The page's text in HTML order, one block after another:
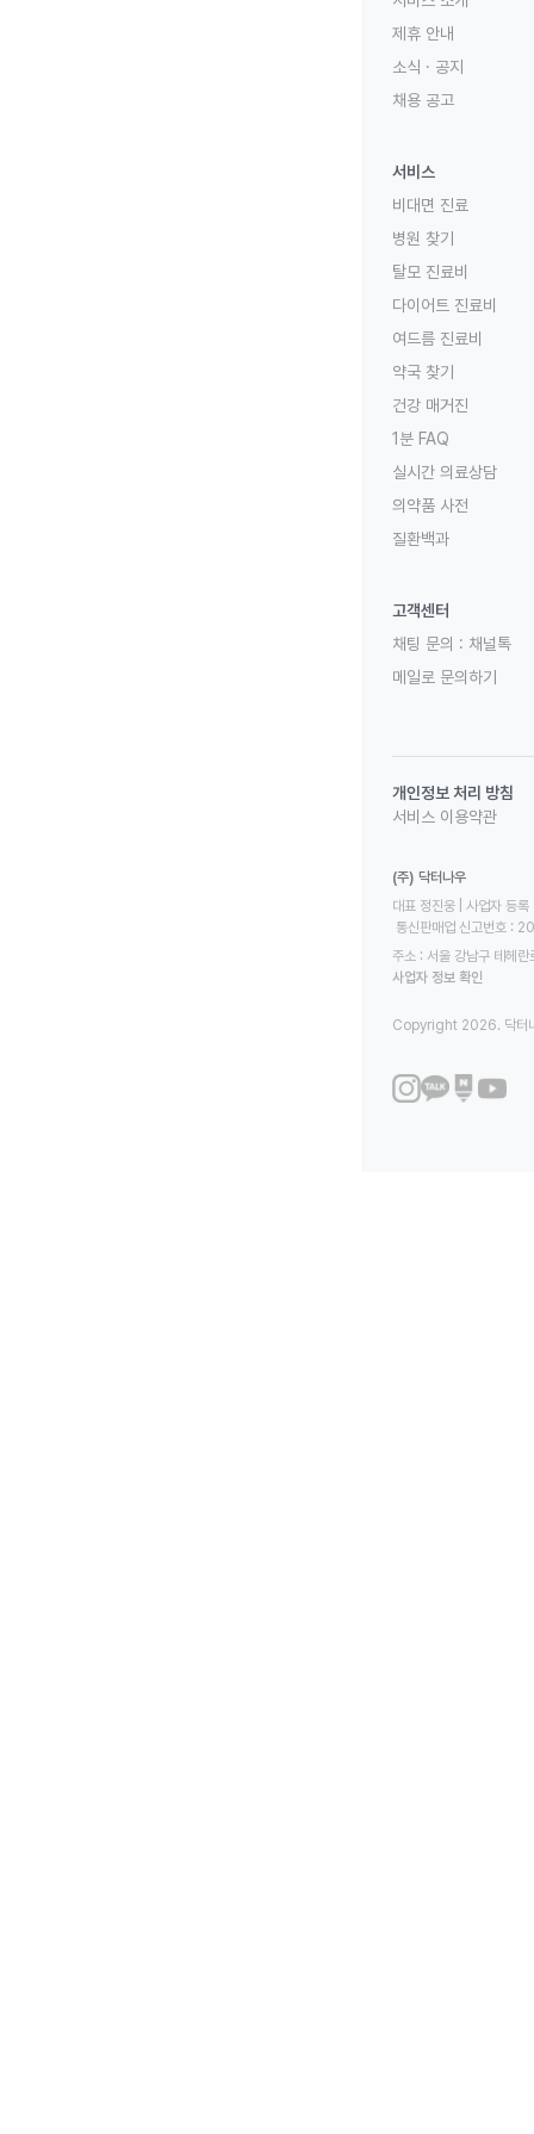
제휴 안내
소식 · 공지
채용 공고
서비스
비대면 진료
병원 찾기
탈모 진료비
다이어트 진료비
여드름 진료비
약국 찾기
건강 매거진
1분 FAQ
실시간 의료상담
의약품 사전
질환백과
고객센터
채팅 문의 : 채널톡
메일로 문의하기
개인정보 처리 방침
서비스 이용약관
(주) 닥터나우
대표 정진웅 | 사업자
통신판매업 신고번호
주소 : 서울 강남구 테헤
사업자 정보 확인
Copyright 2026. 닥터